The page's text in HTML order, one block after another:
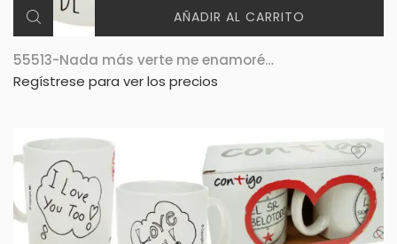
AÑADIR AL CARRITO
55513-Nada más verte me enamoré…
Regístrese para ver los precios